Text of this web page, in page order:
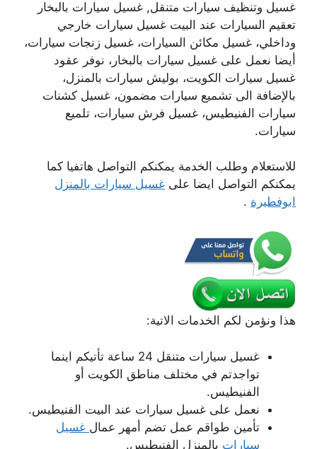
غسيل وتنظيف سيارات متنقل, غسيل سيارات بالبخار
تعقيم السيارات عند البيت غسيل سيارات خارجي
وداخلي، غسيل مكائن السيارات، غسيل زنجات سيارات،
أيضا نعمل على غسيل سيارات بالبخار، نوفر عقود
غسيل سيارات الكويت، بوليش سيارات بالمنزل،
بالإضافة الى تشميع سيارات مضمون، غسيل كشنات
سيارات الفنيطيس، غسيل فرش سيارات، تلميع
سيارات.
للاستعلام وطلب الخدمة يمكنكم التواصل هاتفيا كما
يمكنكم التواصل ايضا على غسيل سيارات بالمنزل
ابوفطيرة .
هذا ونؤمن لكم الخدمات الاتية:
غسيل سيارات متنقل 24 ساعة تأتيكم اينما
تواجدتم في مختلف مناطق الكويت أو
الفنيطيس.
نعمل على غسيل سيارات عند البيت الفنيطيس.
تأمين طواقم عمل تضم أمهر عمال غسيل
سيارات بالمنزل الفنيطيس.